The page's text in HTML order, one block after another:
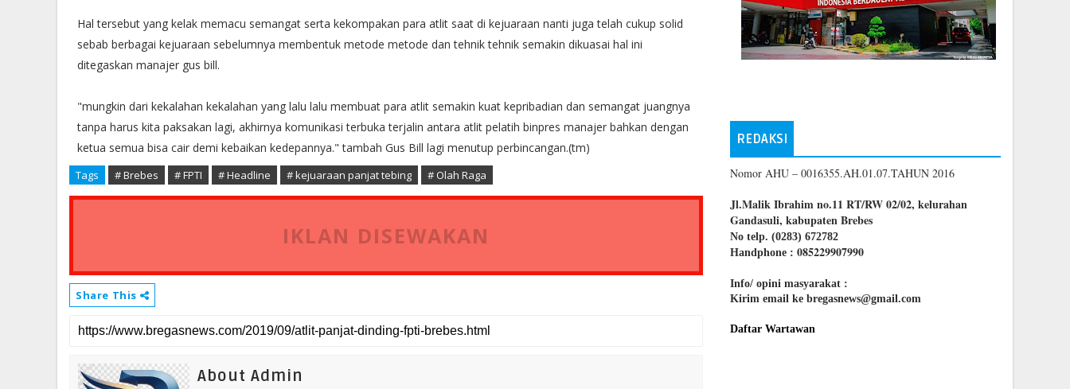
Hal tersebut yang kelak memacu semangat serta kekompakan para atlit saat di kejuaraan nanti juga telah cukup solid
sebab berbagai kejuaraan sebelumnya membentuk metode metode dan tehnik tehnik semakin dikuasai hal ini
ditegaskan manajer gus bill.
"mungkin dari kekalahan kekalahan yang lalu lalu membuat para atlit semakin kuat kepribadian dan semangat juangnya
tanpa harus kita paksakan lagi, akhirnya komunikasi terbuka terjalin antara atlit pelatih binpres manajer bahkan dengan
ketua semua bisa cair demi kebaikan kedepannya." tambah Gus Bill lagi menutup perbincangan.(tm)
Tags # Brebes # FPTI # Headline # kejuaraan panjat tebing # Olah Raga
IKLAN DISEWAKAN
Share This
About Admin
REDAKSI
Nomor AHU – 0016355.AH.01.07.TAHUN 2016
Jl.Malik Ibrahim no.11 RT/RW 02/02, kelurahan
Gandasuli, kabupaten Brebes
No telp. (0283) 672782
Handphone : 085229907990
Info/ opini masyarakat :
Kirim email ke bregasnews@gmail.com
Daftar Wartawan